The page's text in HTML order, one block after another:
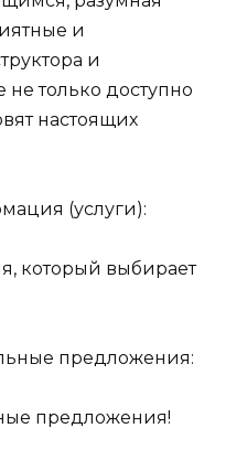
и
и
не только доступно
настоящих
(услуги):
который выбирает
предложения:
предложения!